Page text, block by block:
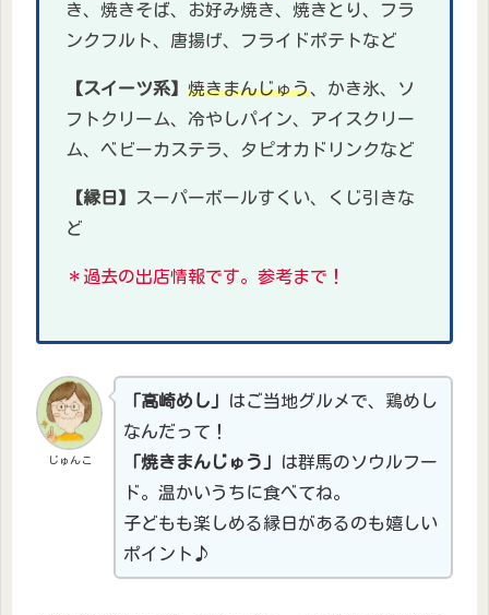
き、焼きそば、お好み焼き、焼きとり、フラ
ンクフルト、唐揚げ、フライドポテトなど
【スイーツ系】 焼きまんじゅう、かき氷、ソ
フトクリーム、冷やしパイン、アイスクリー
ム、ベビーカステラ、タピオカドリンクなど
【縁日】
スーパーボールすくい、くじ引きな
ど
＊過去の出店情報です。参考まで！
じゅんこ
「高崎めし」
はご当地グルメで、鶏めし
なんだって！
「焼きまんじゅう」
は群馬のソウルフー
ド。温かいうちに食べてね。
子どもも楽しめる縁日があるのも嬉しい
ポイント♪